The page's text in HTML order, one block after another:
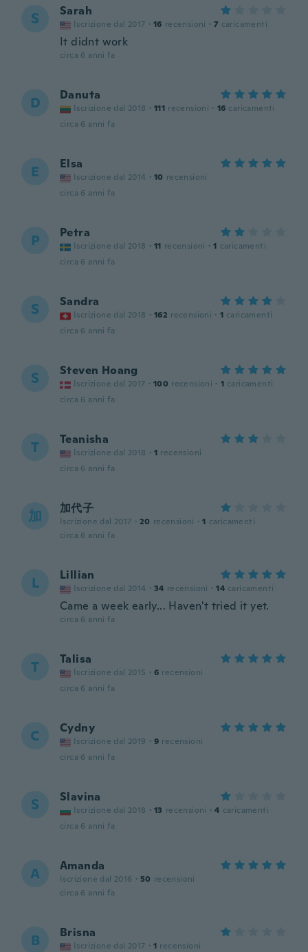
S Sarah
Iscrizione dal 2017 · 16 recensioni · 7 caricamenti
It didnt work
circa 6 anni fa
D Danuta
Iscrizione dal 2018 · 111 recensioni · 16 caricamenti
circa 6 anni fa
E Elsa
Iscrizione dal 2014 · 10 recensioni
circa 6 anni fa
P Petra
Iscrizione dal 2018 · 11 recensioni · 1 caricamenti
circa 6 anni fa
S Sandra
Iscrizione dal 2018 · 162 recensioni · 1 caricamenti
circa 6 anni fa
S Steven Hoang
Iscrizione dal 2017 · 100 recensioni · 1 caricamenti
circa 6 anni fa
T Teanisha
Iscrizione dal 2018 · 1 recensioni
circa 6 anni fa
加 加代子
Iscrizione dal 2017 · 20 recensioni · 1 caricamenti
circa 6 anni fa
L Lillian
Iscrizione dal 2014 · 34 recensioni · 14 caricamenti
Came a week early... Haven't tried it yet.
circa 6 anni fa
T Talisa
Iscrizione dal 2015 · 6 recensioni
circa 6 anni fa
C Cydny
Iscrizione dal 2019 · 9 recensioni
circa 6 anni fa
S Slavina
Iscrizione dal 2018 · 13 recensioni · 4 caricamenti
circa 6 anni fa
A Amanda
Iscrizione dal 2016 · 50 recensioni
circa 6 anni fa
B Brisna
Iscrizione dal 2017 · 1 recensioni